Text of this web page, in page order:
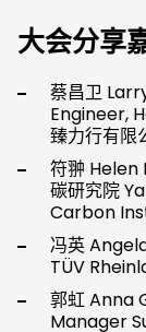
大会分享
蔡昌卫
Engineer,
臻力行有
符翀 Helen
碳研究院
Carbon
冯英
TÜV
郭虹 Anna
Manager